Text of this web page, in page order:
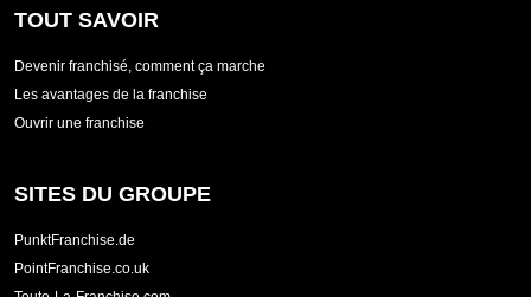
TOUT SAVOIR
Devenir franchisé, comment ça marche
Les avantages de la franchise
Ouvrir une franchise
SITES DU GROUPE
PunktFranchise.de
PointFranchise.co.uk